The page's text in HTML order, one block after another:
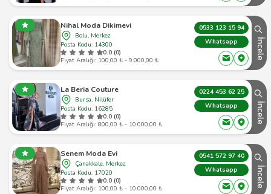
Nihal Moda Dikimevi
Bolu, Merkez
Posta Kodu: 14300
0.0 (0)
Fiyat Aralığı: 100,00 ₺ - 9.000,00 ₺
0533 123 15 94
Whatsapp
İncele
La Beria Couture
Bursa, Nilüfer
Posta Kodu: 16285
0.0 (0)
Fiyat Aralığı: 800,00 ₺ - 10.000,00 ₺
0224 453 62 25
Whatsapp
İncele
Senem Moda Evi
Çanakkale, Merkez
Posta Kodu: 17020
0.0 (0)
Fiyat Aralığı: 100,00 ₺ - 10.000,00 ₺
0541 572 97 40
Whatsapp
İncele